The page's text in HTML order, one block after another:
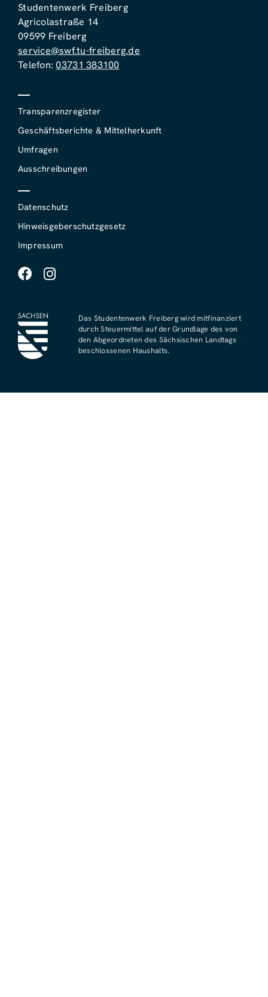
Studentenwerk Freiberg
Agricolastraße 14
09599 Freiberg
service@swf.tu-freiberg.de
Telefon:03731 383100
Transparenzregister
Geschäftsberichte & Mittelherkunft
Umfragen
Ausschreibungen
Datenschutz
Hinweisgeberschutzgesetz
Impressum
Das Studentenwerk Freiberg wird mitfinanziert
durch Steuermittel auf der Grundlage des von
den Abgeordneten des Sächsischen Landtags
beschlossenen Haushalts.